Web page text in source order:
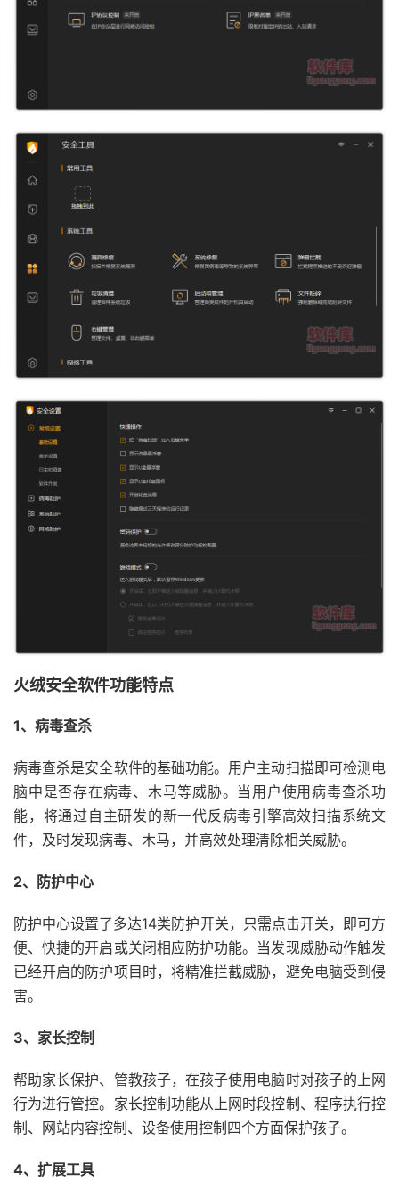
火绒安全软件功能特点
1、病毒查杀
病毒查杀是安全软件的基础功能。用户主动扫描即可检测电
脑中是否存在病毒、木马等威胁。当用户使用病毒查杀功
能，将通过自主研发的新一代反病毒引擎高效扫描系统文
件，及时发现病毒、木马，并高效处理清除相关威胁。
2、防护中心
防护中心设置了多达14类防护开关，只需点击开关，即可方
便、快捷的开启或关闭相应防护功能。当发现威胁动作触发
已经开启的防护项目时，将精准拦截威胁，避免电脑受到侵
害。
3、家长控制
帮助家长保护、管教孩子，在孩子使用电脑时对孩子的上网
行为进行管控。家长控制功能从上网时段控制、程序执行控
制、网站内容控制、设备使用控制四个方面保护孩子。
4、扩展工具